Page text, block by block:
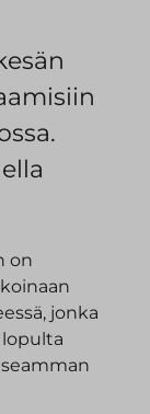
on
jonka
lopulta